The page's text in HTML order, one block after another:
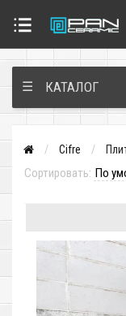
☰ КАТАЛОГ
Cifre
Сортировать: